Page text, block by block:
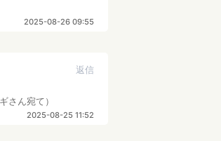
2025-08-26 09:55
返信
さん宛て）
2025-08-25 11:52